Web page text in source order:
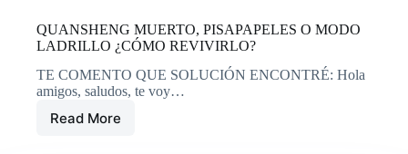
QUANSHENG MUERTO, PISAPAPELES O MODO
LADRILLO ¿CÓMO REVIVIRLO?
TE COMENTO QUE SOLUCIÓN ENCONTRÉ: Hola
amigos, saludos, te voy…
Read MoreQUANSHENG